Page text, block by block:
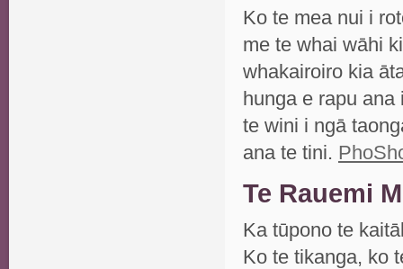
Ko te mea nui i
me te whai wāhi
whakairoiro kia
hunga e rapu
te wini i ngā
ana te tini.
Te Rauemi
Ka tūpono te
Ko te tikanga, ko